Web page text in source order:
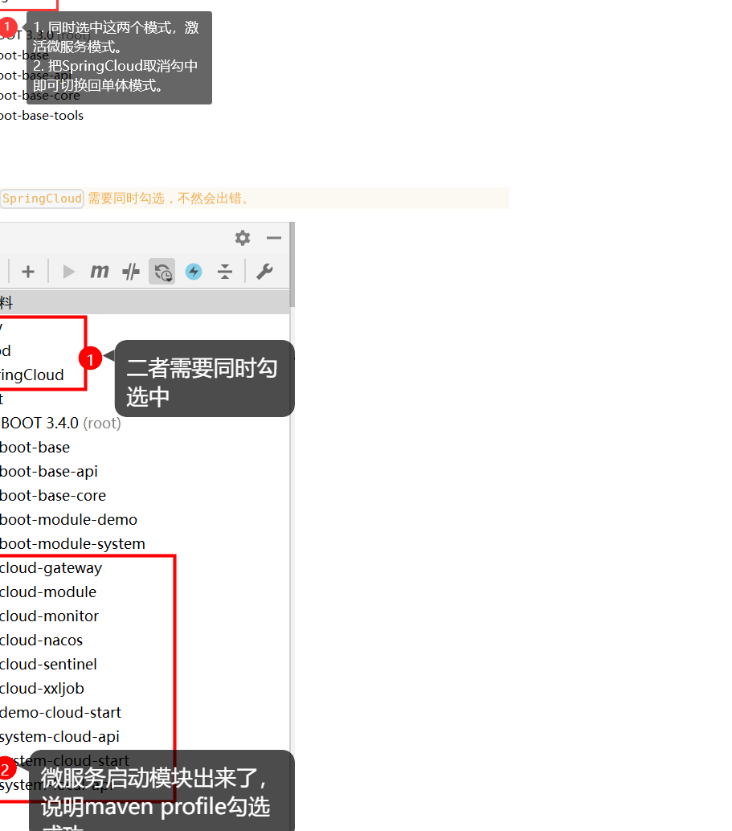
SpringCloud 需要同时勾选，不然会出错。